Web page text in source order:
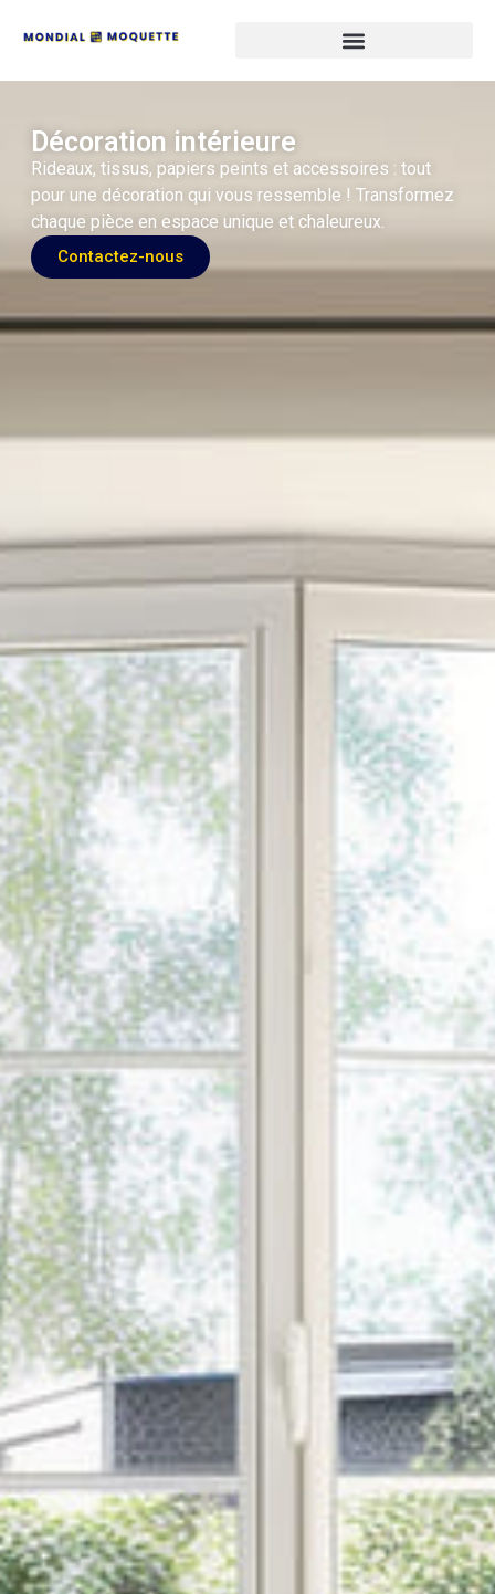
Décoration intérieure
Rideaux, tissus, papiers peints et accessoires : tout
pour une décoration qui vous ressemble ! Transformez
chaque pièce en espace unique et chaleureux.
Contactez-nous